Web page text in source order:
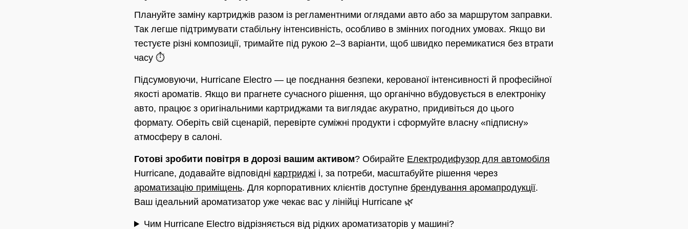
Плануйте заміну картриджів разом із регламентними оглядами авто або за маршрутом заправки.
Так легше підтримувати стабільну інтенсивність, особливо в змінних погодних умовах. Якщо ви
тестуєте різні композиції, тримайте під рукою 2–3 варіанти, щоб швидко перемикатися без втрати
часу ⏱️
Підсумовуючи, Hurricane Electro — це поєднання безпеки, керованої інтенсивності й професійної
якості ароматів. Якщо ви прагнете сучасного рішення, що органічно вбудовується в електроніку
авто, працює з оригінальними картриджами та виглядає акуратно, придивіться до цього
формату. Оберіть свій сценарій, перевірте суміжні продукти і сформуйте власну «підписну»
атмосферу в салоні.
Готові зробити повітря в дорозі вашим активом? Обирайте Електродифузор для автомобіля
Hurricane, додавайте відповідні картриджі і, за потреби, масштабуйте рішення через
ароматизацію приміщень. Для корпоративних клієнтів доступне брендування аромапродукції.
Ваш ідеальний ароматизатор уже чекає вас у лінійці Hurricane 🌿
Чим Hurricane Electro відрізняється від рідких ароматизаторів у машині?